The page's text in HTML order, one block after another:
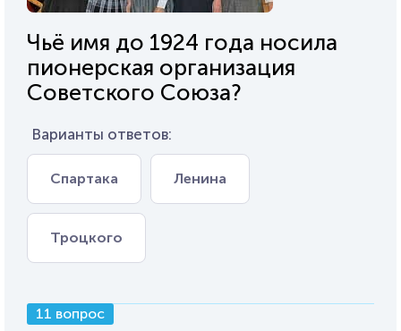
Чьё имя до 1924 года носила
пионерская организация
Советского Союза?
Варианты ответов:
Спартака Ленина
Троцкого
11 вопрос